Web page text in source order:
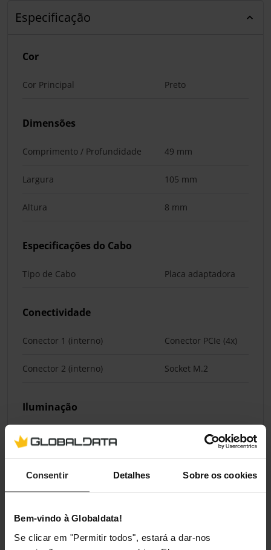
Consentir Detalhes Sobre os cookies
Bem-vindo à Globaldata!
Se clicar em "Permitir todos", estará a dar-nos
Especificação
Cor
Cor Principal Preto
Dimensões
Comprimento / Profundidade 49 mm
Largura 105 mm
Altura 8 mm
Especificações do Cabo
Tipo de Cabo Placa adaptadora
Conectividade
Conector 1 (interno) Conector PCIe (4x)
Conector 2 (interno) Socket M.2
Iluminação
Iluminação / RGB
Classificações